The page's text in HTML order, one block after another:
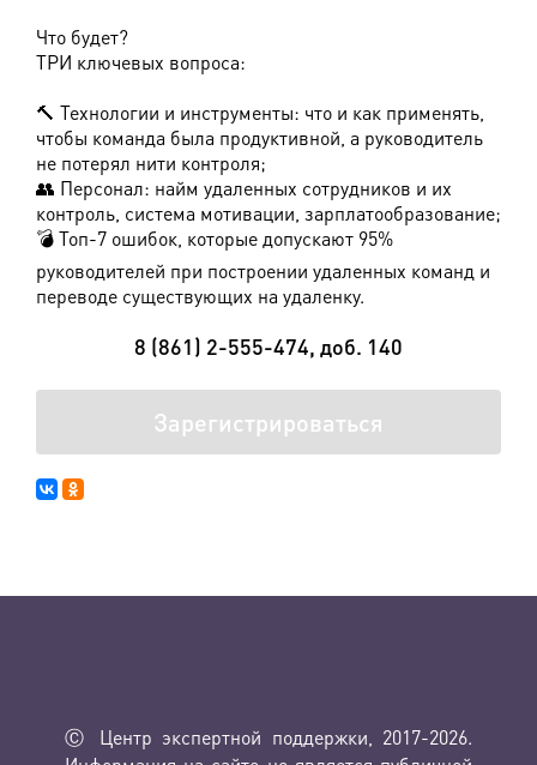
Что будет?
ТРИ ключевых вопроса:
🔨 Технологии и инструменты: что и как применять,
чтобы команда была продуктивной, а руководитель
не потерял нити контроля;
👥 Персонал: найм удаленных сотрудников и их
контроль, система мотивации, зарплатообразование;
💣 Топ-7 ошибок, которые допускают 95%
руководителей при построении удаленных команд и
переводе существующих на удаленку.
8 (861) 2-555-474, доб. 140
Зарегистрироваться
Ⓒ Центр экспертной поддержки, 2017-2026.